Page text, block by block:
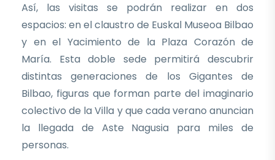
Así, las visitas se podrán realizar en dos
espacios: en el claustro de Euskal Museoa Bilbao
y en el Yacimiento de la Plaza Corazón de
María. Esta doble sede permitirá descubrir
distintas generaciones de los Gigantes de
Bilbao, figuras que forman parte del imaginario
colectivo de la Villa y que cada verano anuncian
la llegada de Aste Nagusia para miles de
personas.